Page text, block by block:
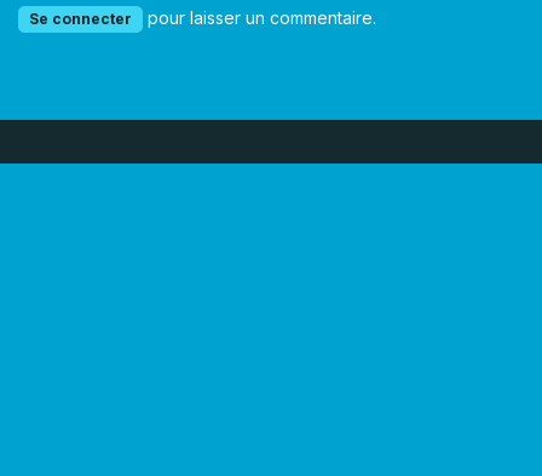
Se connecter pour laisser un commentaire.